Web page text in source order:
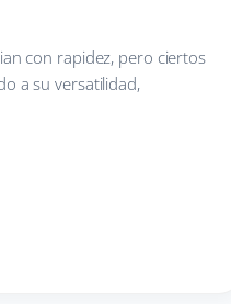
con rapidez, pero ciertos
a su versatilidad,